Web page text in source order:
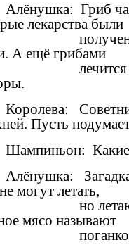
Алёнушка: Гриб
лекарства были
получены из
А ещё грибами
лечится
Королева:
Пусть
Шампиньон: Какие
Алёнушка: Загадка
могут летать,
но летают
мясо называют